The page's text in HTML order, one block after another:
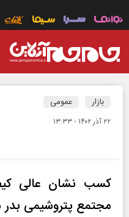
بازار عمومی
۲۲ آذر ۱۴۰۲ - ۱۳:۳۳
کسب نشان عالی
مجتمع پتروشیمی